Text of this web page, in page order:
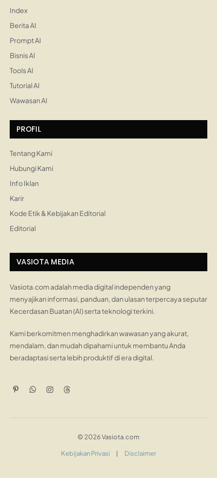
Index
Berita AI
Prompt AI
Bisnis AI
Tools AI
Tutorial AI
Wawasan AI
PROFIL
Tentang Kami
Hubungi Kami
Info Iklan
Karir
Kode Etik & Kebijakan Editorial
Editorial
VASIOTA MEDIA
Vasiota.com adalah media digital independen yang
menyajikan informasi, panduan, dan ulasan terpercaya seputar
Kecerdasan Buatan (AI) serta teknologi terkini.
Kami berkomitmen menghadirkan wawasan yang akurat,
mendalam, dan mudah dipahami untuk membantu Anda
beradaptasi serta lebih produktif di era digital.
PinterestWhatsApp
InstagramThreads
© 2026 Vasiota.com
Kebijakan Privasi Disclaimer